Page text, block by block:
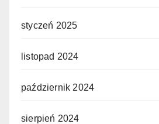
styczeń 2025
listopad 2024
październik 2024
sierpień 2024